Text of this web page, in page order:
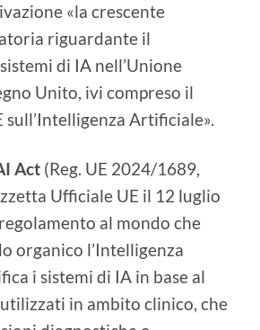
«la crescente
riguardante il
di IA nell’Unione
Unito, ivi compreso il
sull’Intelligenza Artificiale».
Act (Reg. UE 2024/1689,
Ufficiale UE il 12 luglio
al mondo che
organico l’Intelligenza
i sistemi di IA in base al
in ambito clinico, che